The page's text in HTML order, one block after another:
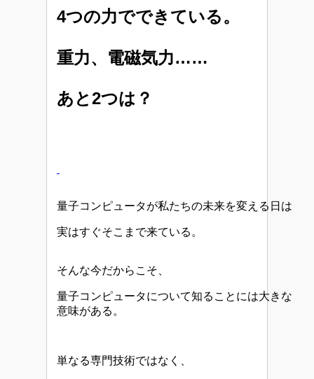
4つの力でできている。
重力、電磁気力……
あと2つは？
量子コンピュータが私たちの未来を変える日は
実はすぐそこまで来ている。
そんな今だからこそ、
量子コンピュータについて知ることには大きな
意味がある。
単なる専門技術ではなく、